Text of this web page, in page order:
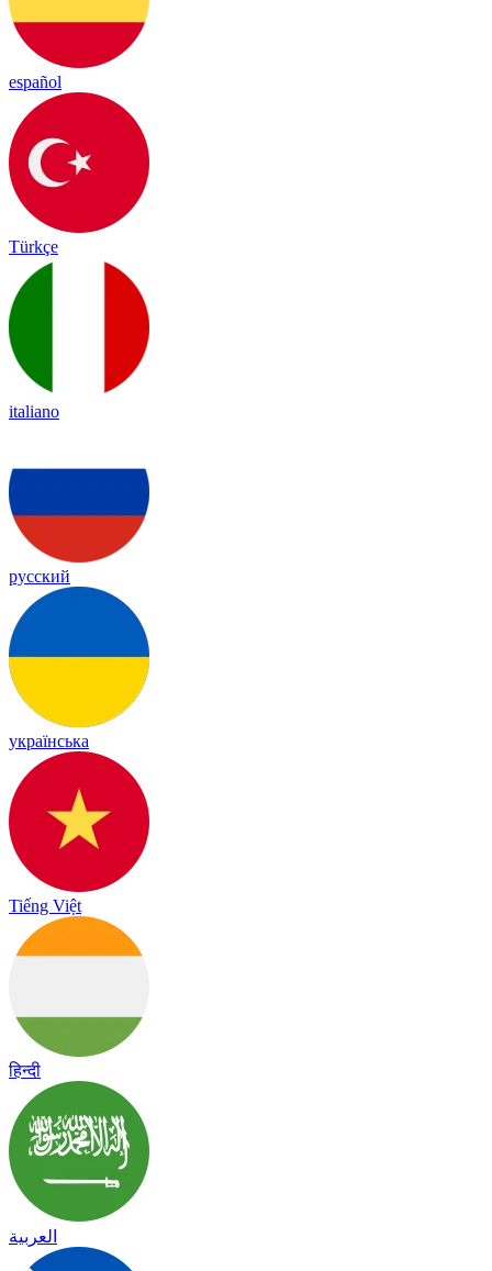
español
Türkçe
italiano
русский
українська
Tiếng Việt
हिन्दी
العربية